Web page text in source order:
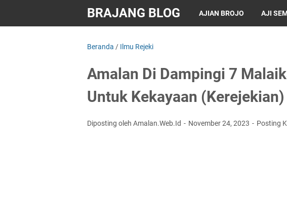
BRAJANG BLOG AJIAN BROJO AJI
Beranda / Ilmu Rejeki
Amalan Di Dampingi 7
Untuk Kekayaan (Kerejekian)
Diposting oleh Amalan.Web.Id November 24, 2023 Posting